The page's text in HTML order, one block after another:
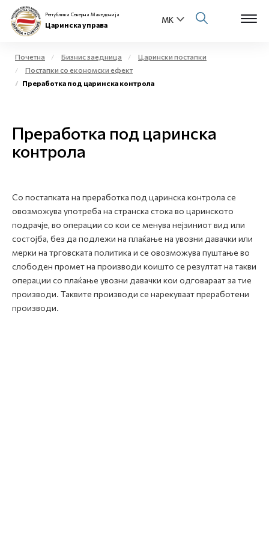
За нас
Бизнис заедница
Медиа центар
Контакт
Е-Весник
Република Северна Македонија
Царинска управа
Почетна Бизнис заедница
Царински постапки
Постапки со економски ефект
Преработка под царинска контрола
Преработка под царинска
контрола
Со постапката на преработка под царинска контрола се
овозможува употреба на странска стока во царинското
подрачје, во операции со кои се менува нејзиниот вид или
состојба, без да подлежи на плаќање на увозни давачки или
мерки на трговската политика и се овозможува пуштање во
слободен промет на производи коишто се резултат на такви
операции со плаќање увозни давачки кои одговараат за тие
производи. Таквите производи се нарекуваат преработени
производи.